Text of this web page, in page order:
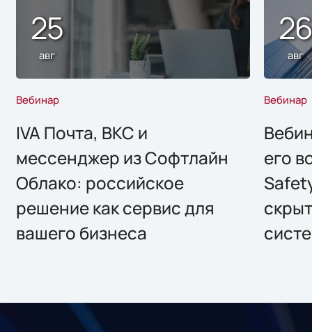
25
авг
Вебинар
IVA Почта, ВКС и
мессенджер из Софтлайн
Облако: российское
решение как сервис для
вашего бизнеса
авг
Вебинар
его